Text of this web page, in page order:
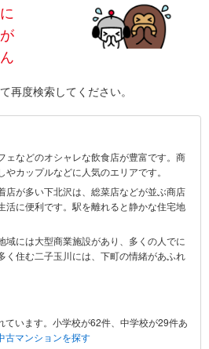
再度検索してください。
ェなどのオシャレな飲食店が豊富です。商
カップルなどに人気のエリアです。
店が多い下北沢は、総菜店などが並ぶ商店
活に便利です。駅を離れると静かな住宅地
域には大型商業施設があり、多くの人でに
く住む二子玉川には、下町の情緒があふれ
ています。小学校が62件、中学校が29件あ
古マンションを探す